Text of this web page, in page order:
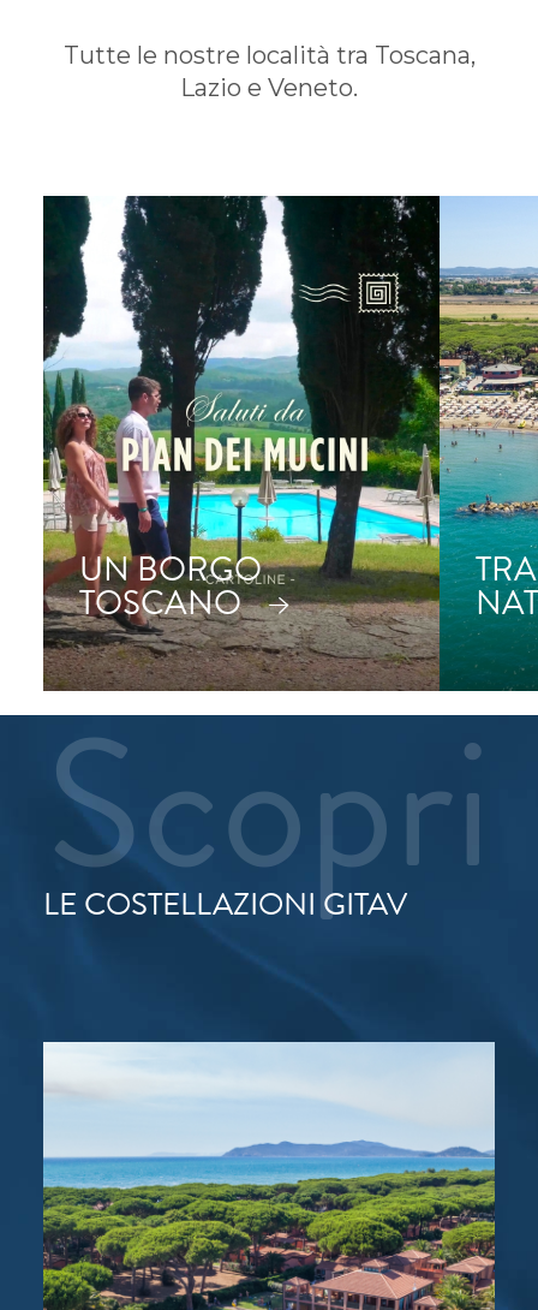
Tutte le nostre località tra Toscana,
Lazio e Veneto.
UN BORGO
TOSCANO
Scopri
LE COSTELLAZIONI GITAV